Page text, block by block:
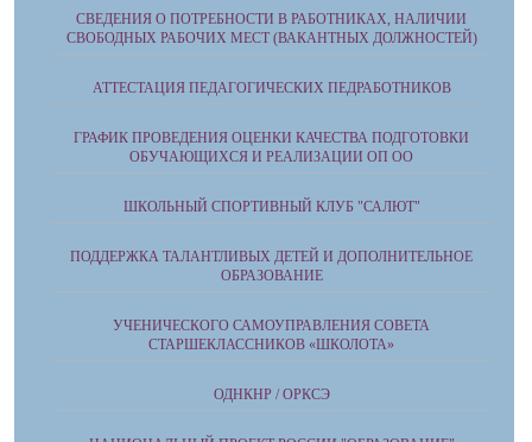
СВЕДЕНИЯ О ПОТРЕБНОСТИ В РАБОТНИКАХ, НАЛИЧИИ
СВОБОДНЫХ РАБОЧИХ МЕСТ (ВАКАНТНЫХ ДОЛЖНОСТЕЙ)
АТТЕСТАЦИЯ ПЕДАГОГИЧЕСКИХ ПЕДРАБОТНИКОВ
ГРАФИК ПРОВЕДЕНИЯ ОЦЕНКИ КАЧЕСТВА ПОДГОТОВКИ
ОБУЧАЮЩИХСЯ И РЕАЛИЗАЦИИ ОП ОО
ШКОЛЬНЫЙ СПОРТИВНЫЙ КЛУБ "САЛЮТ"
ПОДДЕРЖКА ТАЛАНТЛИВЫХ ДЕТЕЙ И ДОПОЛНИТЕЛЬНОЕ
ОБРАЗОВАНИЕ
УЧЕНИЧЕСКОГО САМОУПРАВЛЕНИЯ СОВЕТА
СТАРШЕКЛАССНИКОВ «ШКОЛОТА»
ОДНКНР / ОРКСЭ